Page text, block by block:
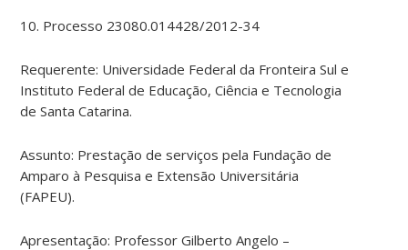
10. Processo 23080.014428/2012-34
Requerente: Universidade Federal da Fronteira Sul e
Instituto Federal de Educação, Ciência e Tecnologia
de Santa Catarina.
Assunto: Prestação de serviços pela Fundação de
Amparo à Pesquisa e Extensão Universitária
(FAPEU).
Apresentação: Professor Gilberto Angelo –